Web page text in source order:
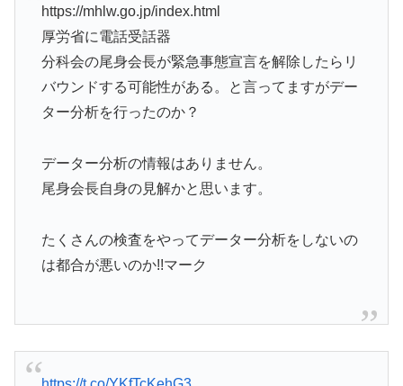
https://mhlw.go.jp/index.html
厚労省に電話受話器
分科会の尾身会長が緊急事態宣言を解除したらリ
バウンドする可能性がある。と言ってますがデー
ター分析を行ったのか？
データー分析の情報はありません。
尾身会長自身の見解かと思います。
たくさんの検査をやってデーター分析をしないの
は都合が悪いのか!!マーク